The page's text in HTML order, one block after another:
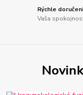
Rýchle
Vaša